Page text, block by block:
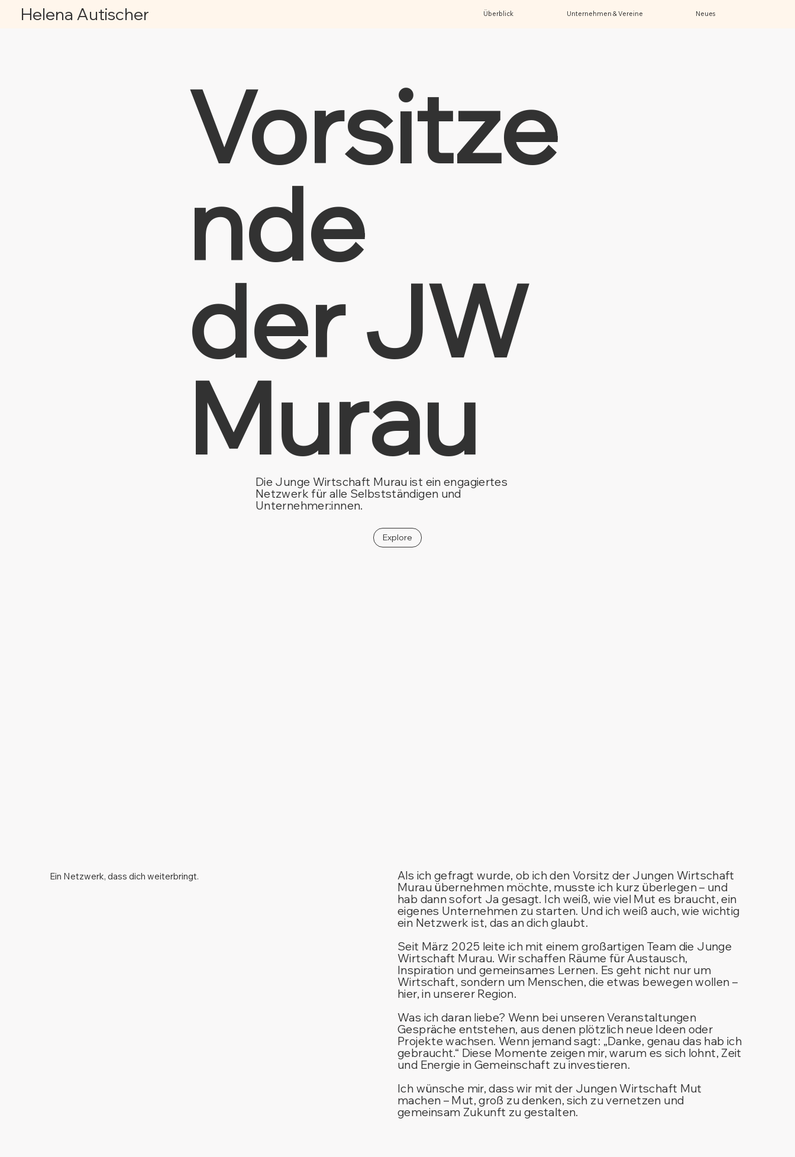
Helena Autischer Überblick Unternehmen & Vereine Neues
Vorsitze
nde
der JW
Murau
Die Junge Wirtschaft Murau ist ein engagiertes
Netzwerk für alle Selbstständigen und
Unternehmer:innen.
Explore
Ein Netzwerk, dass dich weiterbringt.
Als ich gefragt wurde, ob ich den Vorsitz der Jungen Wirtschaft
Murau übernehmen möchte, musste ich kurz überlegen – und
hab dann sofort Ja gesagt. Ich weiß, wie viel Mut es braucht, ein
eigenes Unternehmen zu starten. Und ich weiß auch, wie wichtig
ein Netzwerk ist, das an dich glaubt.
Seit März 2025 leite ich mit einem großartigen Team die Junge
Wirtschaft Murau. Wir schaffen Räume für Austausch,
Inspiration und gemeinsames Lernen. Es geht nicht nur um
Wirtschaft, sondern um Menschen, die etwas bewegen wollen –
hier, in unserer Region.
Was ich daran liebe? Wenn bei unseren Veranstaltungen
Gespräche entstehen, aus denen plötzlich neue Ideen oder
Projekte wachsen. Wenn jemand sagt: „Danke, genau das hab ich
gebraucht.“ Diese Momente zeigen mir, warum es sich lohnt, Zeit
und Energie in Gemeinschaft zu investieren.
Ich wünsche mir, dass wir mit der Jungen Wirtschaft Mut
machen – Mut, groß zu denken, sich zu vernetzen und
gemeinsam Zukunft zu gestalten.